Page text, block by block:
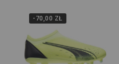
-70,00 ZŁ